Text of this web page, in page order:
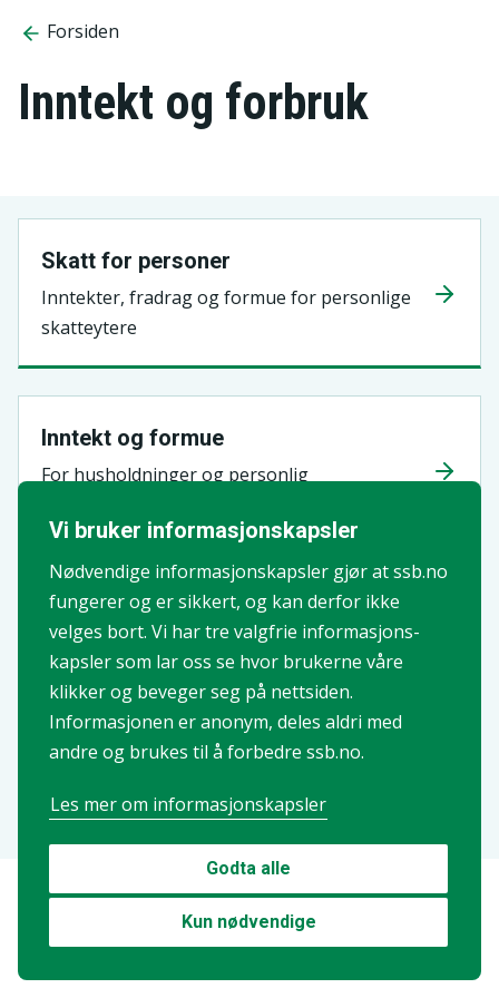
Vi bruker informasjons­kapsler
Nødvendige informasjons­kapsler gjør at ssb.no
fungerer og er sikkert, og kan derfor ikke
velges bort. Vi har tre valgfrie informasjons­
kapsler som lar oss se hvor brukerne våre
klikker og beveger seg på nettsiden.
Informasjonen er anonym, deles aldri med
andre og brukes til å forbedre ssb.no.
Les mer om informasjons­kapsler
Godta alle
Kun nødvendige
Forsiden
Inntekt og forbruk
Skatt for personer
Inntekter, fradrag og formue for personlige
skatteytere
Inntekt og formue
For husholdninger og personlig
Forbruk
Forbruksundersøkelsen
Metoder og dokumentasjon